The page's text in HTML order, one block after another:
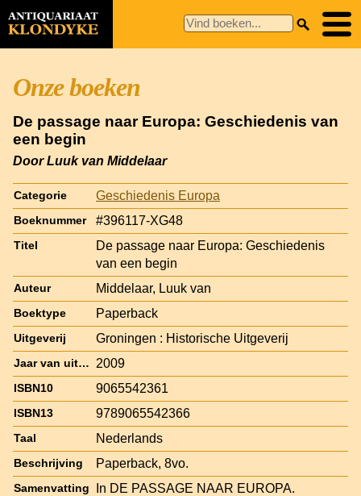
Onze boeken
De passage naar Europa: Geschiedenis van
een begin
Door Luuk van Middelaar
Categorie Geschiedenis Europa
Boeknummer #396117-XG48
Titel
De passage naar Europa: Geschiedenis
van een begin
Auteur Middelaar, Luuk van
Boektype Paperback
Uitgeverij Groningen : Historische Uitgeverij
Jaar van uitgave 2009
ISBN10 9065542361
ISBN13 9789065542366
Taal Nederlands
Beschrijving Paperback, 8vo.
Samenvatting
In DE PASSAGE NAAR EUROPA.